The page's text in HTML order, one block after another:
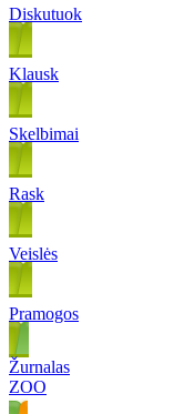
Diskutuok
Klausk
Skelbimai
Rask
Veislės
Pramogos
Žurnalas
ZOO